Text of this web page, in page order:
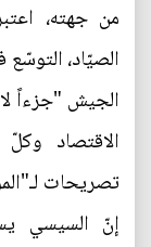
من جهته،
الصيّاد،
الجيش "جزءاً
الاقتصاد
تصريحات
إنّ السيسي